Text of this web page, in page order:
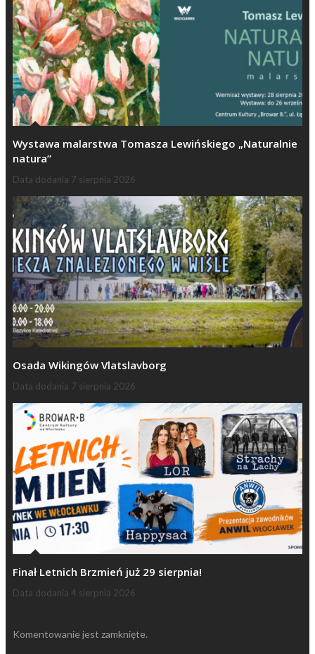
Wystawa malarstwa Tomasza Lewińskiego „Naturalnie
natura”
Data dodania 7 sierpnia 2026
Osada Wikingów Vlatslavborg
Data dodania 7 sierpnia 2026
Finał Letnich Brzmień już 29 sierpnia!
Data dodania 4 sierpnia 2026
Komentowanie jest zamknięte.